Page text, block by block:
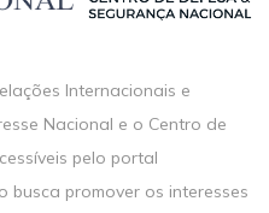
Internacionais e
Nacional e o Centro de
pelo portal
busca promover os interesses